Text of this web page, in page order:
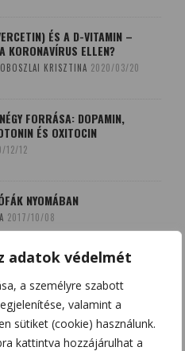
adatok védelmét
a személyre szabott
valamint a
sütiket (cookie) használunk.
kattintva hozzájárulhat a
ÉS A D-VITAMIN –
KORONAVÍRUS ELLEN?
KRISZTINA 2020/03/20
FORRÁSA: DOPAMIN,
ÉS OXITOCIN
12/12
NYOMÁBAN
2017/10/08
2018/03/15